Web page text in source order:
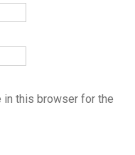
in this browser for the